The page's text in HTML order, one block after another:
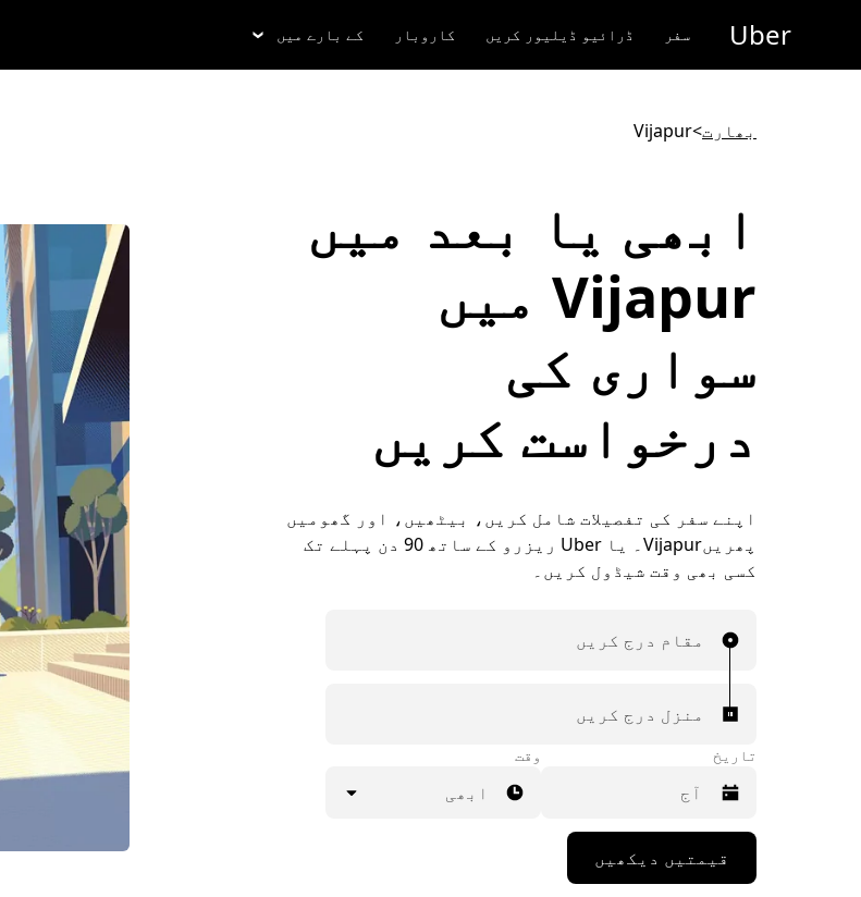
جائیں
Uber سفر ڈرائیو ڈیلیور کریں کاروبار کے بارے میں
بھارت>
Vijapur
ابھی یا بعد میں
Vijapur میں
سواری کی
درخواست کریں
اپنے سفر کی تفصیلات شامل کریں، بیٹھیں، اور گھومیں
پھریںVijapur۔ یا Uber ریزرو کے ساتھ 90 دن پہلے تک
کسی بھی وقت شیڈول کریں۔
مقام درج کریں
منزل درج کریں
تاریخ
Press
down
وقت
ابھی
قیمتیں دیکھیں